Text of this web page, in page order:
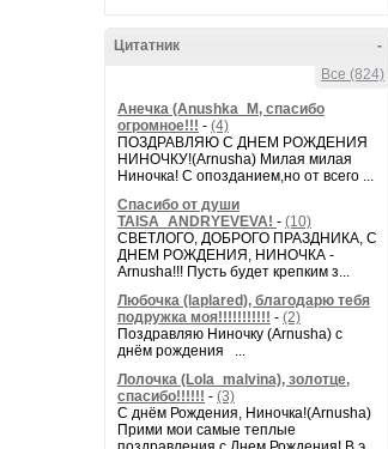
-
Цитатник
Все (824)
Анечка (Anushka_M, спасибо
огромное!!! - (4)
ПОЗДРАВЛЯЮ С ДНЕМ РОЖДЕНИЯ
НИНОЧКУ!(Arnusha) Милая милая
Ниночка! С опозданием,но от всего ...
Спасибо от души
TAISA_ANDRYEVEVA! - (10)
СВЕТЛОГО, ДОБРОГО ПРАЗДНИКА, С
ДНЕМ РОЖДЕНИЯ, НИНОЧКА -
Arnusha!!! Пусть будет крепким з...
Любочка (laplared), благодарю тебя
подружка моя!!!!!!!!!!! - (2)
Поздравляю Ниночку (Arnusha) с
днём рождения ...
Лолочка (Lola_malvina), золотце,
спасибо!!!!!! - (3)
С днём Рождения, Ниночка!(Аrnusha)
Прими мои самые теплые